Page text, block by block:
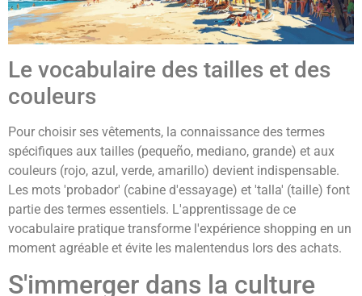
Le vocabulaire des tailles et des
couleurs
Pour choisir ses vêtements, la connaissance des termes
spécifiques aux tailles (pequeño, mediano, grande) et aux
couleurs (rojo, azul, verde, amarillo) devient indispensable.
Les mots 'probador' (cabine d'essayage) et 'talla' (taille) font
partie des termes essentiels. L'apprentissage de ce
vocabulaire pratique transforme l'expérience shopping en un
moment agréable et évite les malentendus lors des achats.
S'immerger dans la culture